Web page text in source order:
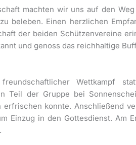
machten wir uns auf den
beleben. Einen herzlichen
der beiden Schützenvereine
und genoss das reichhaltige
Wettkampf
Teil der Gruppe bei
erfrischen konnte. Anschließend
Einzug in den Gottesdienst. Am